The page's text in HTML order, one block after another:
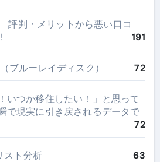
評判・メリットから悪い口コ
191
ブルーレイディスク） 72
いつか移住したい！」と思って
で現実に引き戻されるデータで
72
スト分析 63